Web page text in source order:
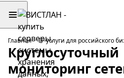
Главная IT-услуги для российского
Круглосуточный
мониторинг